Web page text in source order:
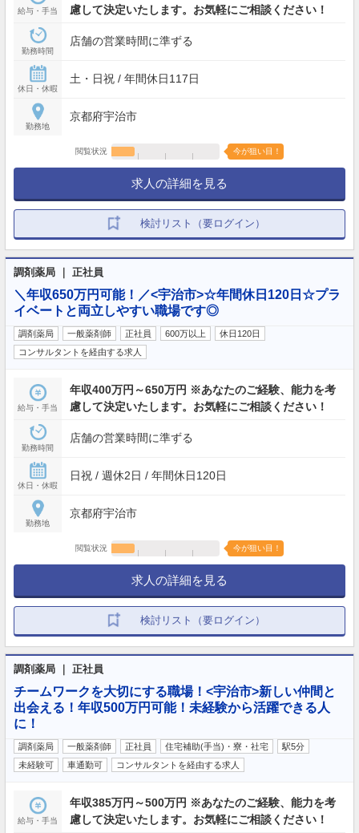
給与・手当
慮して決定いたします。お気軽にご相談ください！
勤務時間
店舗の営業時間に準ずる
休日・休暇
土・日祝 / 年間休日117日
勤務地
京都府宇治市
閲覧状況 今が狙い目！
求人の詳細を見る
検討リスト（要ログイン）
調剤薬局 ｜ 正社員
＼年収650万円可能！／<宇治市>☆年間休日120日☆プラ
イベートと両立しやすい職場です◎
調剤薬局 一般薬剤師 正社員 600万以上
休日120日
コンサルタントを経由する求人
給与・手当
年収400万円～650万円 ※あなたのご経験、能力を考
慮して決定いたします。お気軽にご相談ください！
勤務時間
店舗の営業時間に準ずる
休日・休暇
日祝 / 週休2日 / 年間休日120日
勤務地
京都府宇治市
閲覧状況 今が狙い目！
求人の詳細を見る
検討リスト（要ログイン）
調剤薬局 ｜ 正社員
チームワークを大切にする職場！<宇治市>新しい仲間と
出会える！年収500万円可能！未経験から活躍できる人
に！
調剤薬局 一般薬剤師 正社員 住宅補助(手当)・寮・社宅
駅5分
未経験可
車通勤可 コンサルタントを経由する求人
給与・手当
年収385万円～500万円 ※あなたのご経験、能力を考
慮して決定いたします。お気軽にご相談ください！